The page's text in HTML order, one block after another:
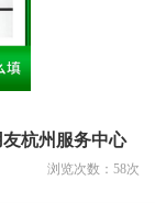
杭州服务中心
浏览次数： 58次